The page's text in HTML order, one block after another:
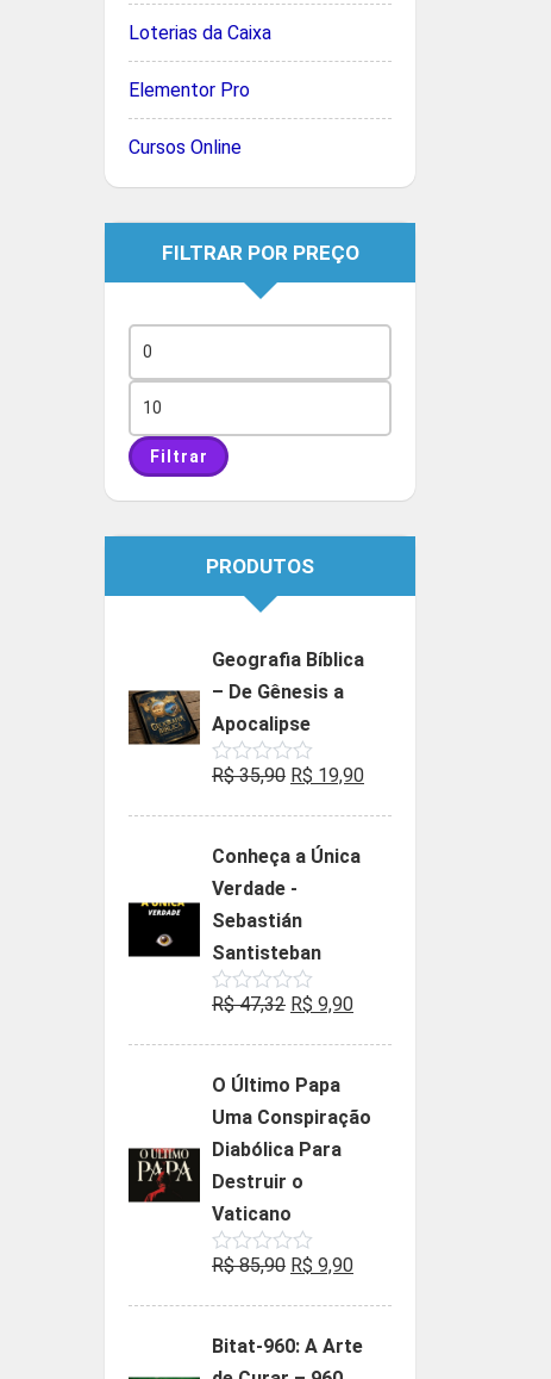
Loterias da Caixa
Elementor Pro
Cursos Online
FILTRAR POR PREÇO
mínimo
máximo
Filtrar
PRODUTOS
Geografia Bíblica
– De Gênesis a
Apocalipse
Avaliação
de
R$35,90 O
era:
R$ 19,90O
Conheça a Única
Verdade -
Sebastián
Santisteban
Avaliação
de
R$47,32 O
era:
R$ 47,32.
R$ 9,90O
R$ 9,90.
O Último Papa
Uma Conspiração
Diabólica Para
Destruir o
Vaticano
Avaliação
de
R$85,90 O
era:
R$ 9,90O
é:
Bitat-960: A Arte